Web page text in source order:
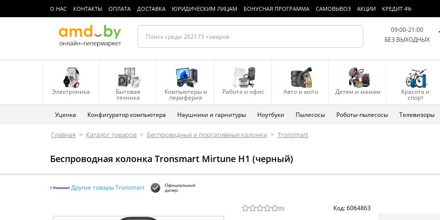
О НАС КОНТАКТЫ ОПЛАТА ДОСТАВКА ЮРИДИЧЕСКИМ ЛИЦАМ БОНУСНАЯ ПРОГРАММА САМОВЫВОЗ АКЦИИ КРЕДИТ 4%
09:00-21:00
БЕЗ ВЫХОДНЫХ
Электроника Бытовая
техника
Компьютеры и
периферия
Работа и офис Авто и мото Детям и мамам Красота и
спорт
Уценка Конфигуратор компьютера Наушники и гарнитуры Ноутбуки Пылесосы Роботы-пылесосы Телевизоры
Главная > Каталог товаров > Беспроводные и портативные колонки > Tronsmart
Беспроводная колонка Tronsmart Mirtune H1 (черный)
Другие товары Tronsmart
(0) Код: 6064863